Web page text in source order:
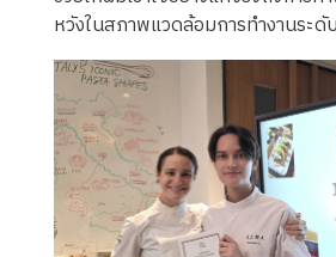
หวังในสภาพแวดล้อมการทำงานระดั